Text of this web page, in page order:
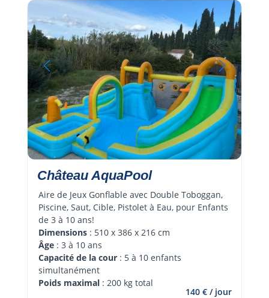
Château AquaPool
Aire de Jeux Gonflable avec Double Toboggan,
Piscine, Saut, Cible, Pistolet à Eau, pour Enfants
de 3 à 10 ans!
Dimensions : 510 x 386 x 216 cm
Âge : 3 à 10 ans
Capacité de la cour : 5 à 10 enfants
simultanément
Poids maximal : 200 kg total
140 € / jour